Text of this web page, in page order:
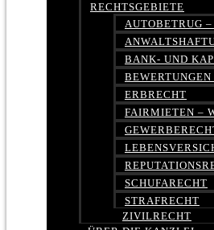
RECHTSGEBIETE
AUTOBETRUG
BANK- UND
ERBRECHT
FAIRMIETEN –
SCHUFARECHT
STRAFRECHT
ZIVILRECHT